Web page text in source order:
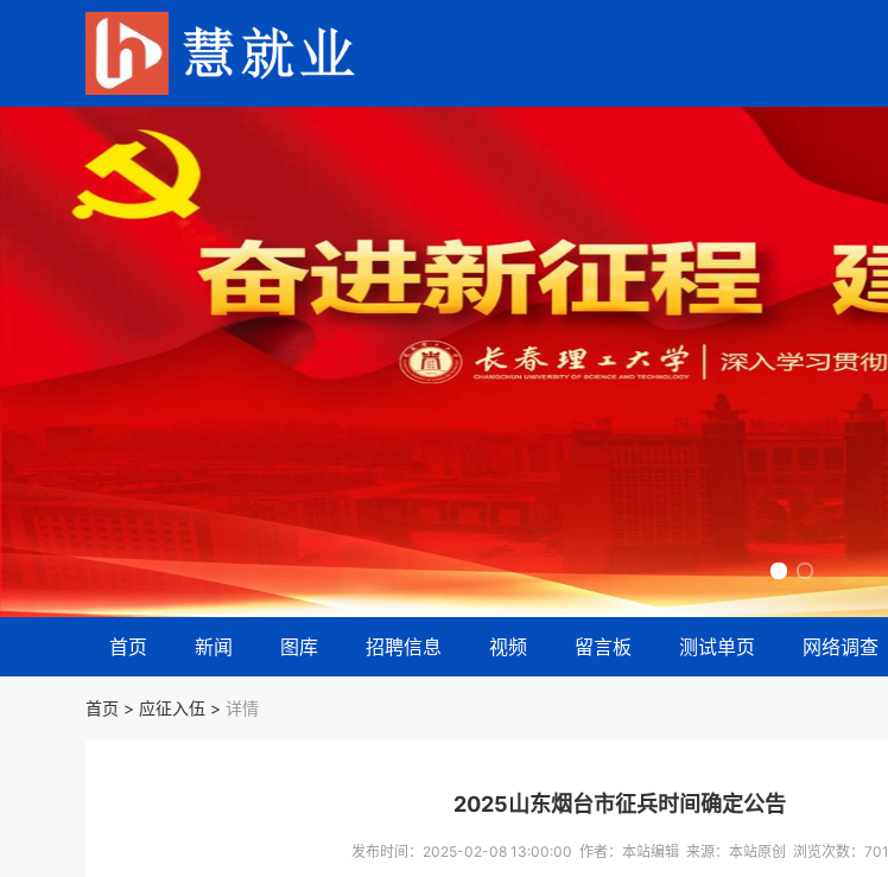
首页 新闻 图库 招聘信息 视频 留言板 测试单页 网络调查
首页 > 应征入伍 > 详情
2025山东烟台市征兵时间确定公告
发布时间：2025-02-08 13:00:00 作者：本站编辑 来源：本站原创 浏览次数： 701